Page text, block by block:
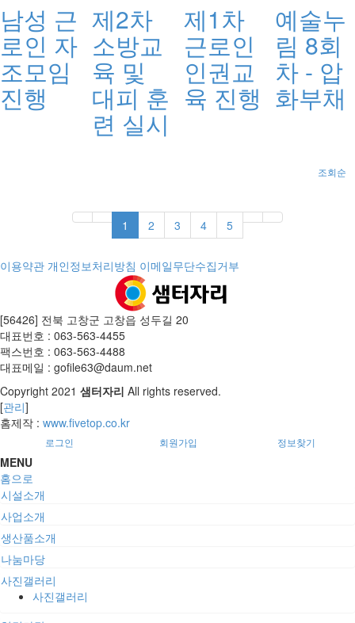
남성 근
로인 자
조모임
진행
제2차
소방교
육 및
대피 훈
련 실시
제1차
근로인
인권교
육 진행
예술누
림 8회
차 - 압
화부채
조회순
1 2 3 4 5
이용약관 개인정보처리방침 이메일무단수집거부
[56426] 전북 고창군 고창읍 성두길 20
대표번호 : 063-563-4455
팩스번호 : 063-563-4488
대표메일 : gofile63@daum.net
Copyright 2021 샘터자리 All rights reserved.
[관리]
홈제작 : www.fivetop.co.kr
로그인 회원가입 정보찾기
MENU
홈으로
시설소개
사업소개
생산품소개
나눔마당
사진갤러리
사진갤러리